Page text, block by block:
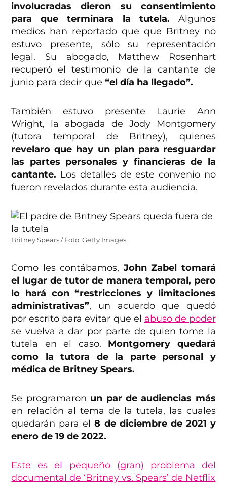
involucradas dieron su consentimiento
para que terminara la tutela. Algunos
medios han reportado que que Britney no
estuvo presente, sólo su representación
legal. Su abogado, Matthew Rosenhart
recuperó el testimonio de la cantante de
junio para decir que“el día ha llegado”.
También estuvo presente Laurie Ann
Wright, la abogada de Jody Montgomery
(tutora temporal de Britney), quienes
revelaro que hay un plan para resguardar
las partes personales y financieras de la
cantante. Los detalles de este convenio no
fueron revelados durante esta audiencia.
Britney Spears / Foto: Getty Images
Como les contábamos, John Zabel tomará
el lugar de tutor de manera temporal, pero
lo hará con “restricciones y limitaciones
administrativas”, un acuerdo que quedó
por escrito para evitar que el abuso de poder
se vuelva a dar por parte de quien tome la
tutela en el caso. Montgomery quedará
como la tutora de la parte personal y
médica de Britney Spears.
Se programaron un par de audiencias más
en relación al tema de la tutela, las cuales
quedarán para el8 de diciembre de 2021 y
enero de 19 de 2022.
Este es el pequeño (gran) problema del
documental de ‘Britney vs. Spears’ de Netflix